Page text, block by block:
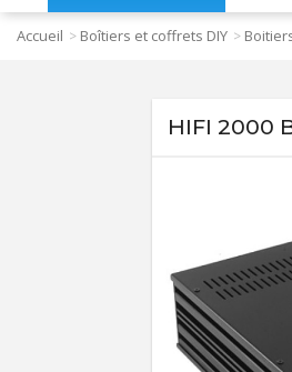
Accueil > Boîtiers et coffrets DIY >
HIFI 2000